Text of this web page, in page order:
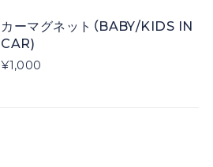
カーマグネット（BABY/KIDS IN
CAR)
¥1,000